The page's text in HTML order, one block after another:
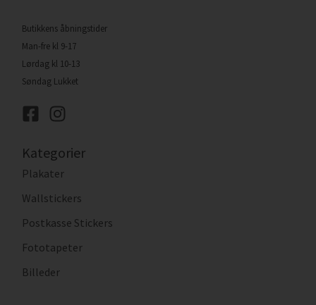
Butikkens åbningstider
Man-fre kl 9-17
Lørdag kl 10-13
Søndag Lukket
Kategorier
Plakater
Wallstickers
Postkasse Stickers
Fototapeter
Billeder